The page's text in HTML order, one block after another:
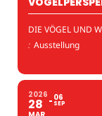
DIE VÖGEL UND
: Ausstellung
2026
28 06
SEP